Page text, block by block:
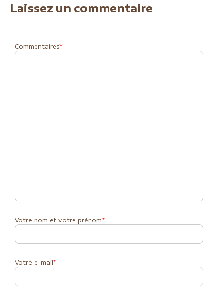
Laissez un commentaire
Commentaires*
Votre nom et votre prénom*
Votre e-mail*